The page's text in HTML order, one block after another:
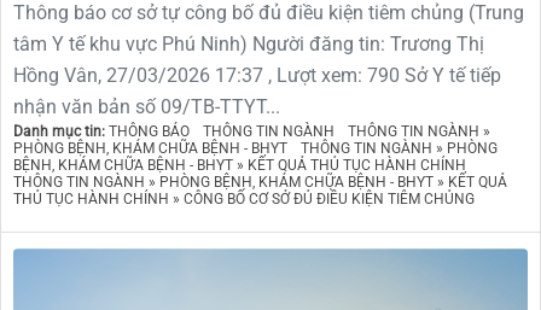
Thông báo cơ sở tự công bố đủ điều kiện tiêm chủng (Trung
tâm Y tế khu vực Phú Ninh) Người đăng tin: Trương Thị
Hồng Vân, 27/03/2026 17:37 , Lượt xem: 790 Sở Y tế tiếp
nhận văn bản số 09/TB-TTYT...
Danh mục tin: THÔNG BÁO THÔNG TIN NGÀNH
THÔNG TIN NGÀNH »
PHÒNG BỆNH, KHÁM CHỮA BỆNH - BHYT
THÔNG TIN NGÀNH » PHÒNG
BỆNH, KHÁM CHỮA BỆNH - BHYT » KẾT QUẢ THỦ TỤC HÀNH CHÍNH
THÔNG TIN NGÀNH » PHÒNG BỆNH, KHÁM CHỮA BỆNH - BHYT » KẾT QUẢ
THỦ TỤC HÀNH CHÍNH » CÔNG BỐ CƠ SỞ ĐỦ ĐIỀU KIỆN TIÊM CHỦNG